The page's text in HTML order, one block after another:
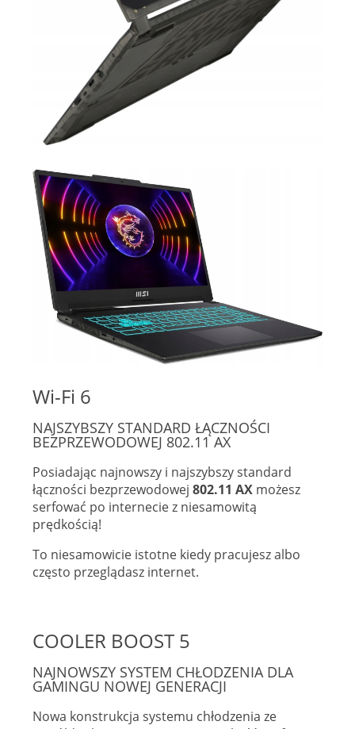
Wi-Fi 6
NAJSZYBSZY STANDARD ŁĄCZNOŚCI
BEZPRZEWODOWEJ 802.11 AX
Posiadając najnowszy i najszybszy standard
łączności bezprzewodowej 802.11 AX możesz
serfować po internecie z niesamowitą
prędkością!
To niesamowicie istotne kiedy pracujesz albo
często przeglądasz internet.
COOLER BOOST 5
NAJNOWSZY SYSTEM CHŁODZENIA DLA
GAMINGU NOWEJ GENERACJI
Nowa konstrukcja systemu chłodzenia ze